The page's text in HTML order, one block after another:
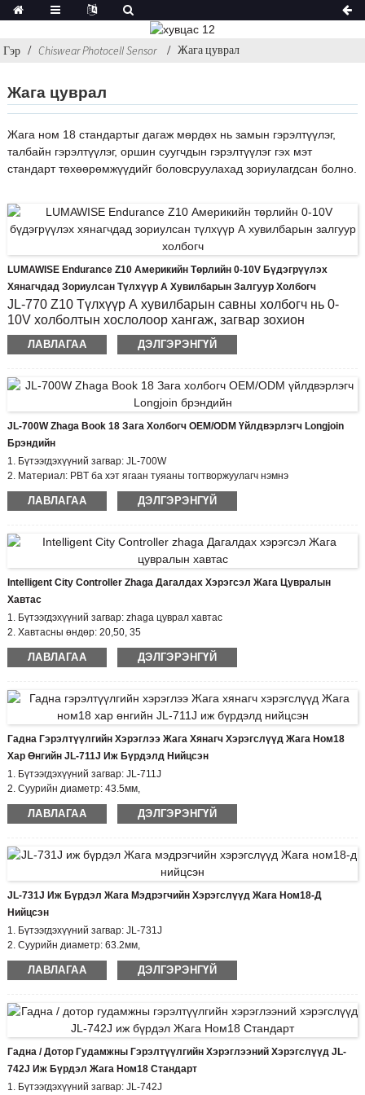
Гэр Chiswear Photocell Sensor Жага цуврал
Жага цуврал
Жага ном 18 стандартыг дагаж мөрдөх нь замын гэрэлтүүлэг,
талбайн гэрэлтүүлэг, оршин суугчдын гэрэлтүүлэг гэх мэт
стандарт төхөөрөмжүүдийг боловсруулахад зориулагдсан болно.
LUMAWISE Endurance Z10 Америкийн Төрлийн 0-10V Бүдэгрүүлэх
Хянагчдад Зориулсан Түлхүүр А Хувилбарын Залгуур Холбогч
JL-770 Z10 Түлхүүр А хувилбарын савны холбогч нь 0-
10V холболтын хослолоор хангаж, загвар зохион
бүтээгчид уян хатан байдал, ялгаатай байдлыг
авчирдаг.Энгийн өгөгдөл дамжуулах хэрэгсэл болгон
мэдээллийг цуглуулах мэдрэгч эсвэл IoT холбооны
холбогчийг багтаасан Нарийвчилсан хяналтын модулийг
ашиглах нь төгс төгөлдөр юм.
Загвар: JL-770 Бохирдлын зэрэг:2
Нэрлэсэн импульсийн хүчдэл: 0.8КВ
цохилтоос хамгаалах - IK09 зэрэглэл
IP66 битүүмжлэх Гар урлалын загвар (сонголт)
Сонголттой
ЛАВЛАГАА ДЭЛГЭРЭНГҮЙ
JL-700W Zhaga Book 18 Зага Холбогч OEM/ODM Үйлдвэрлэгч Longjoin
Брэндийн
1. Бүтээгдэхүүний загвар: JL-700W
2. Материал: PBT ба хэт ягаан туяаны тогтворжуулагч нэмнэ
3. Хар тугалга хэмжигч: нэмэлтээр тохируулах
4.Нэрлэсэн импульсийн хүчдэл: 0.8кв
ЛАВЛАГАА ДЭЛГЭРЭНГҮЙ
Intelligent City Controller Zhaga Дагалдах Хэрэгсэл Жага Цувралын
Хавтас
1. Бүтээгдэхүүний загвар: zhaga цуврал хавтас
2. Хавтасны өндөр: 20,50, 35
3. Сертификат: ЕХ zhaga, CE
4. Нийцсэн стандарт: zhaga book18
ЛАВЛАГАА ДЭЛГЭРЭНГҮЙ
Гадна Гэрэлтүүлгийн Хэрэглээ Жага Хянагч Хэрэгслүүд Жага Ном18
Хар Өнгийн JL-711J Иж Бүрдэлд Нийцсэн
1. Бүтээгдэхүүний загвар: JL-711J
2. Суурийн диаметр: 43.5мм,
Жага Хавтасны өндөр: 35мм
3. Сертификат: ЕХ zhaga, CE
5. Нийцсэн стандарт: zhaga book18
ЛАВЛАГАА ДЭЛГЭРЭНГҮЙ
JL-731J Иж Бүрдэл Жага Мэдрэгчийн Хэрэгслүүд Жага Ном18-Д
Нийцсэн
1. Бүтээгдэхүүний загвар: JL-731J
2. Суурийн диаметр: 63.2мм,
Жага Хавтасны өндөр: 50мм
3. Сертификат: ЕХ zhaga, CE
5. Нийцсэн стандарт: zhaga book18
ЛАВЛАГАА ДЭЛГЭРЭНГҮЙ
Гадна / Дотор Гудамжны Гэрэлтүүлгийн Хэрэглээний Хэрэгслүүд JL-
742J Иж Бүрдэл Жага Ном18 Стандарт
1. Бүтээгдэхүүний загвар: JL-742J